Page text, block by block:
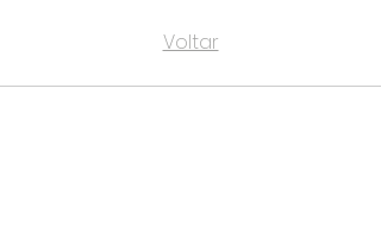
Voltar